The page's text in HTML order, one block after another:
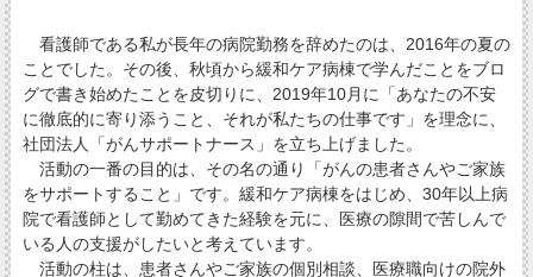
看護師である私が長年の病院勤務を辞めたのは、2016年の夏の
ことでした。その後、秋頃から緩和ケア病棟で学んだことをブロ
グで書き始めたことを皮切りに、2019年10月に「あなたの不安
に徹底的に寄り添うこと、それが私たちの仕事です」を理念に、
社団法人「がんサポートナース」を立ち上げました。
活動の一番の目的は、その名の通り「がんの患者さんやご家族
をサポートすること」です。緩和ケア病棟をはじめ、30年以上病
院で看護師として勤めてきた経験を元に、医療の隙間で苦しんで
いる人の支援がしたいと考えています。
活動の柱は、患者さんやご家族の個別相談、医療職向けの院外